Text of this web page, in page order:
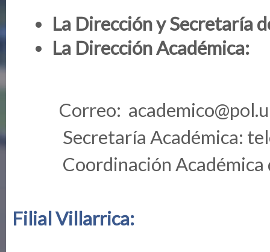
La Dirección y Secretaría
La Dirección Académica:
Correo:
Secretaría Académica:
Coordinación Académica
Filial Villarrica: